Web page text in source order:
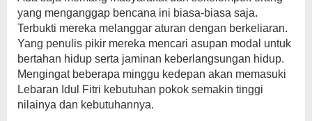
yang menganggap bencana ini biasa-biasa saja.
Terbukti mereka melanggar aturan dengan berkeliaran.
Yang penulis pikir mereka mencari asupan modal untuk
bertahan hidup serta jaminan keberlangsungan hidup.
Mengingat beberapa minggu kedepan akan memasuki
Lebaran Idul Fitri kebutuhan pokok semakin tinggi
nilainya dan kebutuhannya.